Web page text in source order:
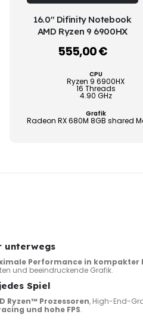
2 Jahre
WÄHLEN
16.0" Difinity Notebook
AMD Ryzen 9 6900HX
555,00€
CPU
Ryzen 9 6900HX
16 Threads
4.90 GHz
Grafik
Radeon RX 680M 8GB shared
unterwegs
Performance in kompakter
und beeindruckende Grafik.
Spiel
Ryzen™ Prozessoren, High-End-
und hohe FPS.